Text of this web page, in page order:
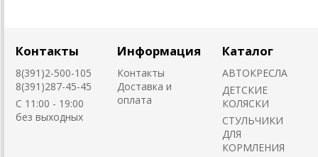
Контакты
8(391)2-500-105
8(391)287-45-45
C 11:00 - 19:00
без выходных
Информация
Контакты
Доставка и
оплата
Каталог
АВТОКРЕСЛА
ДЕТСКИЕ
КОЛЯСКИ
CТУЛЬЧИКИ
ДЛЯ
КОРМЛЕНИЯ